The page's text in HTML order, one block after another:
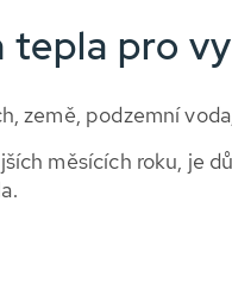
pro
podzemní
měsících roku, je